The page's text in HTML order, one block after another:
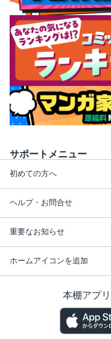
サポートメニュー
初めての方へ
ヘルプ・お問合せ
重要なお知らせ
ホームアイコンを追加
本棚アプ